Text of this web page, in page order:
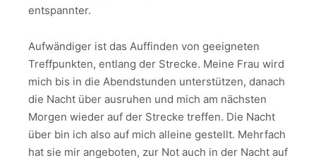
entspannter.
Aufwändiger ist das Auffinden von geeigneten
Treffpunkten, entlang der Strecke. Meine Frau wird
mich bis in die Abendstunden unterstützen, danach
die Nacht über ausruhen und mich am nächsten
Morgen wieder auf der Strecke treffen. Die Nacht
über bin ich also auf mich alleine gestellt. Mehrfach
hat sie mir angeboten, zur Not auch in der Nacht auf